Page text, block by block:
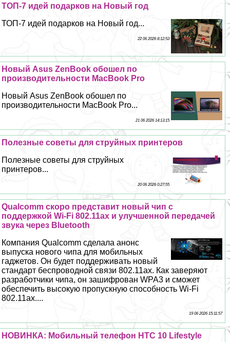
ТОП-7 идей подарков на Новый год
ТОП-7 идей подарков на Новый год...
22 06 2026 8:12:53
Новый Asus ZenBook обошел по
производительности MacBook Pro
Новый Asus ZenBook обошел по
производительности MacBook Pro...
21 06 2026 14:13:15
Полезные советы для струйных принтеров
Полезные советы для струйных
принтеров...
20 06 2026 0:27:55
Qualcomm скоро представит новый чип с
поддержкой Wi-Fi 802.11ах и улучшенной передачей
звука через Bluetooth
Компания Qualcomm сделала анонс
выпуска нового чипа для мобильных
гаджетов. Он будет поддерживать новый
стандарт беспроводной связи 802.11ах. Как заверяют
разработчики чипа, он зашифрован WPA3 и сможет
обеспечить высокую пропускную способность Wi-Fi
802.11ах....
19 06 2026 15:11:57
НОВИНКА: Мобильный телефон HTC 10 Lifestyle